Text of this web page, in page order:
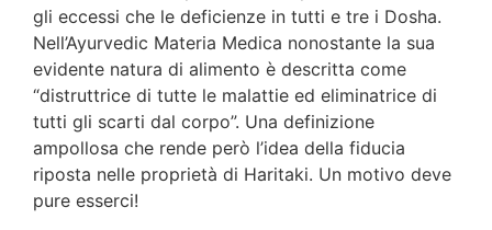
gli eccessi che le deficienze in tutti e tre i Dosha.
Nell’Ayurvedic Materia Medica nonostante la sua
evidente natura di alimento è descritta come
“distruttrice di tutte le malattie ed eliminatrice di
tutti gli scarti dal corpo”. Una definizione
ampollosa che rende però l’idea della fiducia
riposta nelle proprietà di Haritaki. Un motivo deve
pure esserci!